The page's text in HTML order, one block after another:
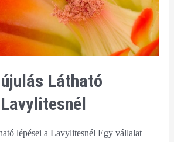
Látható
lépései a Lavylitesnél Egy vállalat